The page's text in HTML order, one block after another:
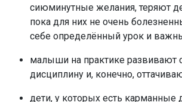
сиюминутные желания, теряют
пока для них не очень
себе определённый урок и
малыши на практике развивают
дисциплину и, конечно,
дети, у которых есть карманные